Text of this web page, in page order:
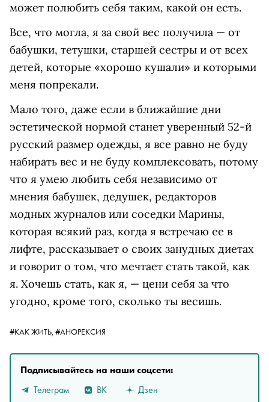
может полюбить себя таким, какой он есть.
Все, что могла, я за свой вес получила — от
бабушки, тетушки, старшей сестры и от всех
детей, которые «хорошо кушали» и которыми
меня попрекали.
Мало того, даже если в ближайшие дни
эстетической нормой станет уверенный 52-й
русский размер одежды, я все равно не буду
набирать вес и не буду комплексовать, потому
что я умею любить себя независимо от
мнения бабушек, дедушек, редакторов
модных журналов или соседки Марины,
которая всякий раз, когда я встречаю ее в
лифте, рассказывает о своих занудных диетах
и говорит о том, что мечтает стать такой, как
я. Хочешь стать, как я, — цени себя за что
угодно, кроме того, сколько ты весишь.
#КАК ЖИТЬ, #АНОРЕКСИЯ
Подписывайтесь на наши соцсети:
Телеграм
ВК Дзен